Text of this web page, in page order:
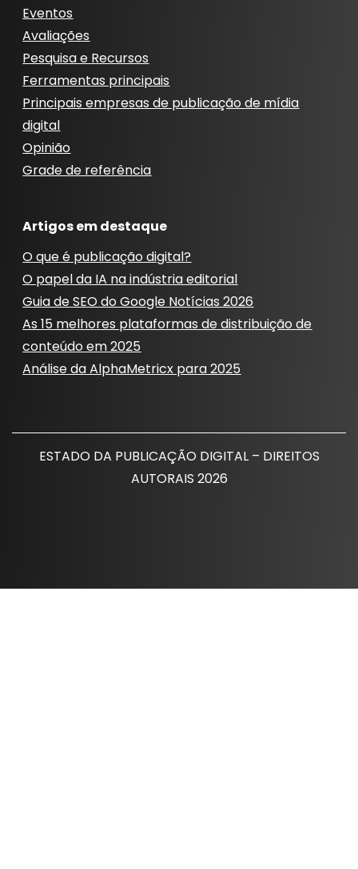
Eventos
Avaliações
Pesquisa e Recursos
Ferramentas principais
Principais empresas de publicação de mídia
digital
Opinião
Grade de referência
Artigos em destaque
O que é publicação digital?
O papel da IA ​​na indústria editorial
Guia de SEO do Google Notícias 2026
As 15 melhores plataformas de distribuição de
conteúdo em 2025
Análise da AlphaMetricx para 2025
ESTADO DA PUBLICAÇÃO DIGITAL – DIREITOS
AUTORAIS 2026